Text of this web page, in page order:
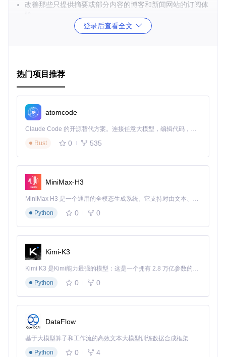
改善那些只提供摘要或部分内容的博客和新闻网站的订阅体
自动化处理某些站点特殊的布局，如需跳过广告或脚注。
利用 Readability 模块提高长篇且排版复杂的网页内容的可
项目特点
灵活性
个网站设定不同的处理策略。
智能化：内置 Readability 模块自动识别并提取主要内容，
：预置了社区贡献的规则集，也可以提交自己的
规则分享给其他用户。
易用性：在 TT-RSS 的偏好设置中有一个专门的 FeedIron
面板，方便配置和测试。
兼容性
装过程清晰明确。
无论是对技术宅还是普通用户来说，FeedIron 提供了一个强
大而直观的方式，以获得更加个性化的 RSS 阅读体验。如果
你厌倦了网站提供的摘要或不完整的全文，那么 FeedIron 将
是你不可错过的选择。现在就尝试安装并开启你的定制化阅读
之旅吧！
登录后查看全文
热门项目推荐
atomcode
Claude Code 的开源替代方案。连接任意大模型，编辑代码，运行命令，自动验证 — 全自动执行。用 Rust 构建，极致性能。 ｜ An open-source alternative to Claude Code. Connect any LLM, edit code, run commands, and verify changes — autonomously. Built in Rust for speed. Get Started
Rust
0 535
MiniMax-H3
MiniMax H3 是一个通用的全模态生成系统。它支持对由文本、图像、视频和音频组成的多模态上下文进行统一理解，并能生成分辨率高达 2K、时长可达 15 秒的带原生立体声音频的视频。得益于面向任务泛化的系统设计，H3 在预训练阶段就已具备广泛的多模态上下文理解与生成能力，能够出色地执行复杂的多模态指令。
Python
0 0
Kimi-K3
Kimi K3 是Kimi能力最强的模型：这是一个拥有 2.8 万亿参数的混合专家（MoE）模型，具备原生视觉理解能力，并支持 100 万 token 的上下文窗口。
Python
0 0
DataFlow
基于大模型算子和工作流的高效文本大模型训练数据合成框架
Python
0 4